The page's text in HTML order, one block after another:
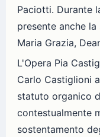
Paciotti. Durante
presente anche
Maria Grazia,
L'Opera Pia
Carlo Castiglioni
statuto organico
contestualmente
sostentamento